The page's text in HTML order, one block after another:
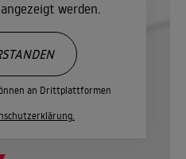
werden.
an Drittplattformen